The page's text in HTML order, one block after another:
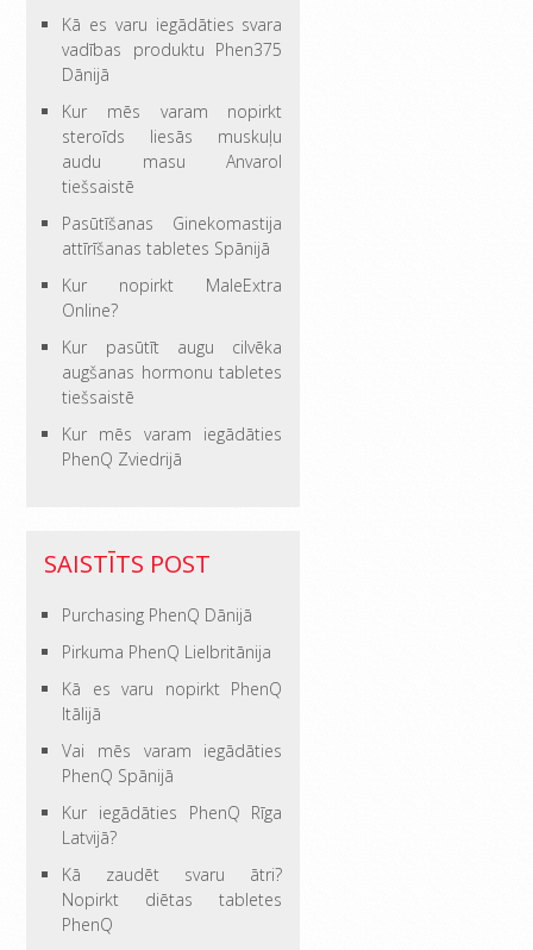
Kā es varu iegādāties svara
vadības produktu Phen375
Dānijā
Kur mēs varam nopirkt
steroīds liesās muskuļu
audu masu Anvarol
tiešsaistē
Pasūtīšanas Ginekomastija
attīrīšanas tabletes Spānijā
Kur nopirkt MaleExtra
Online?
Kur pasūtīt augu cilvēka
augšanas hormonu tabletes
tiešsaistē
Kur mēs varam iegādāties
PhenQ Zviedrijā
SAISTĪTS POST
Purchasing PhenQ Dānijā
Pirkuma PhenQ Lielbritānija
Kā es varu nopirkt PhenQ
Itālijā
Vai mēs varam iegādāties
PhenQ Spānijā
Kur iegādāties PhenQ Rīga
Latvijā?
Kā zaudēt svaru ātri?
Nopirkt diētas tabletes
PhenQ